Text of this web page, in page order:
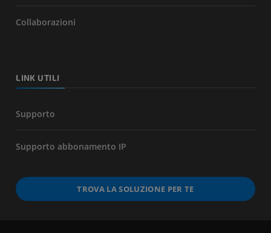
Collaborazioni
LINK UTILI
Supporto
Supporto abbonamento IP
TROVA LA SOLUZIONE PER TE